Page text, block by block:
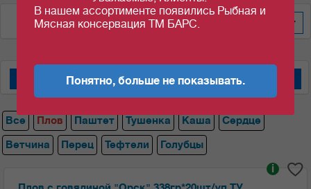
По цене за уп/меш
Мясные консервы "Барс" Мясные консервы "Орский мясокомбинат"
Все Плов Паштет Тушенка Каша
Сердце
Ветчина
Перец Тефтели Голубцы
i
В нашем ассортименте появились Рыбная и
Мясная консервация ТМ БАРС.
Понятно, больше не показывать.